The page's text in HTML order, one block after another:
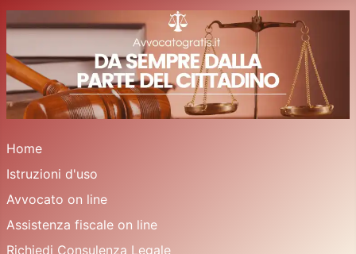
Home
Istruzioni d'uso
Avvocato on line
Assistenza fiscale on line
Richiedi Consulenza Legale